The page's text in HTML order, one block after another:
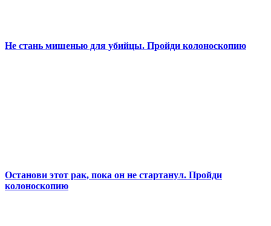
Не стань мишенью для убийцы. Пройди колоноскопию
Останови этот рак, пока он не стартанул. Пройди
колоноскопию